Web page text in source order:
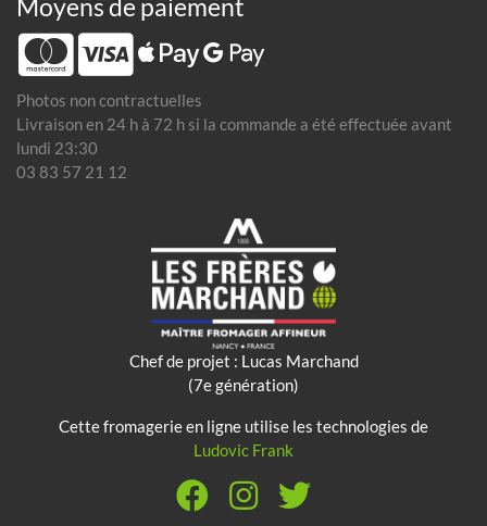
Moyens de paiement
Photos non contractuelles
Livraison en 24 h à 72 h si la commande a été effectuée avant
lundi 23:30
03 83 57 21 12
Chef de projet : Lucas Marchand
(7e génération)
Cette fromagerie en ligne utilise les technologies de
Ludovic Frank